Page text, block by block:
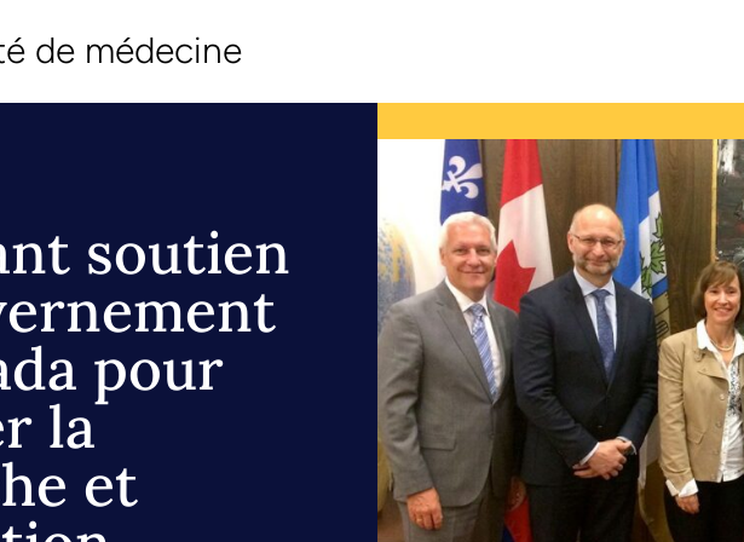
de médecine
soutien
pour
la
et